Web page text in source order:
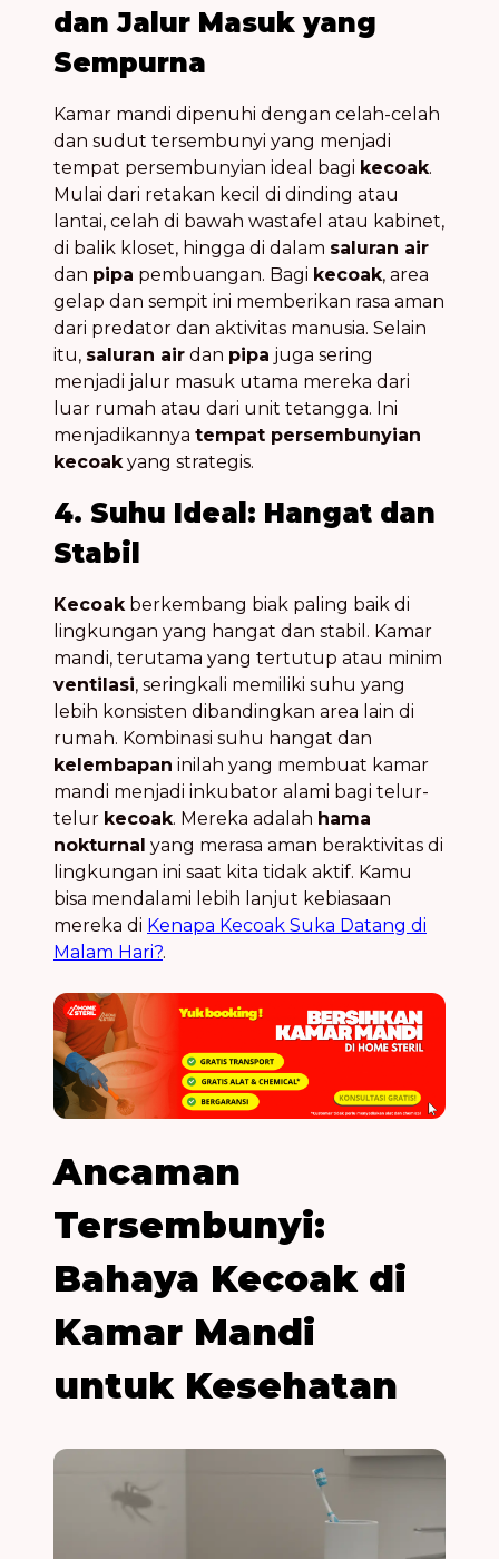
dan Jalur Masuk yang
Sempurna
Kamar mandi dipenuhi dengan celah-celah
dan sudut tersembunyi yang menjadi
tempat persembunyian ideal bagi kecoak.
Mulai dari retakan kecil di dinding atau
lantai, celah di bawah wastafel atau kabinet,
di balik kloset, hingga di dalam saluran air
dan pipa pembuangan. Bagi kecoak, area
gelap dan sempit ini memberikan rasa aman
dari predator dan aktivitas manusia. Selain
itu, saluran air dan pipa juga sering
menjadi jalur masuk utama mereka dari
luar rumah atau dari unit tetangga. Ini
menjadikannya tempat persembunyian
kecoakyang strategis.
4. Suhu Ideal: Hangat dan
Stabil
Kecoakberkembang biak paling baik di
lingkungan yang hangat dan stabil. Kamar
mandi, terutama yang tertutup atau minim
ventilasi, seringkali memiliki suhu yang
lebih konsisten dibandingkan area lain di
rumah. Kombinasi suhu hangat dan
kelembapan inilah yang membuat kamar
mandi menjadi inkubator alami bagi telur-
telur kecoak. Mereka adalah hama
nokturnal yang merasa aman beraktivitas di
lingkungan ini saat kita tidak aktif. Kamu
bisa mendalami lebih lanjut kebiasaan
mereka di Kenapa Kecoak Suka Datang di
Malam Hari?.
Ancaman
Tersembunyi:
Bahaya Kecoak di
Kamar Mandi
untuk Kesehatan